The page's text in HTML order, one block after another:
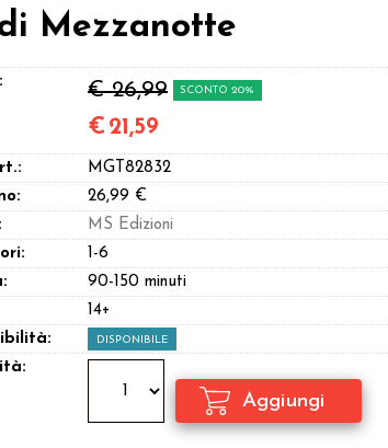
Mezzanotte
€ 26,99 SCONTO 20%
€ 21,59
MGT82832
26,99 €
MS Edizioni
1-6
90-150 minuti
14+
DISPONIBILE